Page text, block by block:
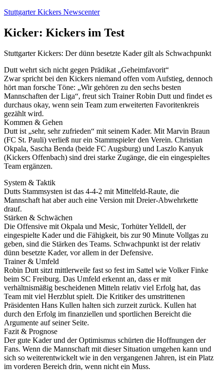
Zum
springen
Stuttgarter Kickers Newscenter
Kicker: Kickers im Test
Stuttgarter Kickers: Der dünn besetzte Kader gilt als Schwachpunkt
Dutt wehrt sich nicht gegen Prädikat „Geheimfavorit“
Zwar spricht bei den Kickers niemand offen vom Aufstieg, dennoch
hört man forsche Töne: „Wir gehören zu den sechs besten
Mannschaften der Liga“, freut sich Trainer Robin Dutt und findet es
durchaus okay, wenn sein Team zum erweiterten Favoritenkreis
gezählt wird.
Kommen & Gehen
Dutt ist „sehr, sehr zufrieden“ mit seinem Kader. Mit Marvin Braun
(FC St. Pauli) verließ nur ein Stammspieler den Verein. Christian
Okpala, Sascha Benda (beide FC Augsburg) und Laszlo Kanyuk
(Kickers Offenbach) sind drei starke Zugänge, die ein eingespieltes
Team ergänzen.
System & Taktik
Dutts Stammsysten ist das 4-4-2 mit Mittelfeld-Raute, die
Mannschaft hat aber auch eine Version mit Dreier-Abwehrkette
drauf.
Stärken & Schwächen
Die Offensive mit Okpala und Mesic, Torhüter Yelldell, der
eingespielte Kader und die Fähigkeit, bis zur 90 Minute Vollgas zu
geben, sind die Stärken des Teams. Schwachpunkt ist der relativ
dünn besetzte Kader, vor allem in der Defensive.
Trainer & Umfeld
Robin Dutt sitzt mittlerweile fast so fest im Sattel wie Volker Finke
beim SC Freiburg. Das Umfeld erkennt an, dass er mit
verhältnismäßig bescheidenen Mitteln relativ viel Erfolg hat, das
Team mit viel Herzblut spielt. Die Kritiker des umstrittenen
Präsidenten Hans Kullen halten sich zurzeit zurück. Kullen hat
durch den Erfolg im finanziellen und sportlichen Bereicht die
Argumente auf seiner Seite.
Fazit & Prognose
Der gute Kader und der Optimismus schürten die Hoffnungen der
Fans. Wenn die Mannschaft mit dieser Situation umgehen kann und
sich so weiterentwickelt wie in den vergangenen Jahren, ist ein Platz
im vorderen Bereich drin, wenn nicht ein Muss.